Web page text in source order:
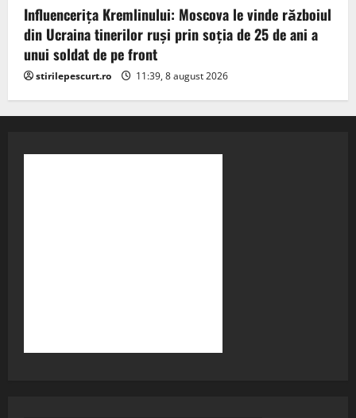
Influencerița Kremlinului: Moscova le vinde războiul
din Ucraina tinerilor ruși prin soția de 25 de ani a
unui soldat de pe front
stirilepescurt.ro 11:39, 8 august 2026